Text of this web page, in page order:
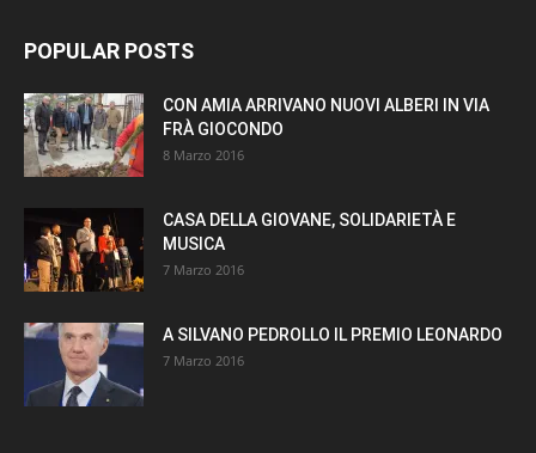
POPULAR POSTS
CON AMIA ARRIVANO NUOVI ALBERI IN VIA
FRÀ GIOCONDO
8 Marzo 2016
CASA DELLA GIOVANE, SOLIDARIETÀ E
MUSICA
7 Marzo 2016
A SILVANO PEDROLLO IL PREMIO LEONARDO
7 Marzo 2016